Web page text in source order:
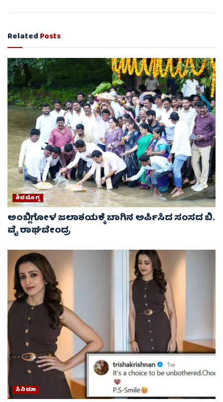
RelatedPosts
ಶಿವಮೊಗ್ಗ
ಅಂಬ್ಲಿಗೋಳ ಜಲಾಶಯಕ್ಕೆ ಬಾಗಿನ ಅರ್ಪಿಸಿದ ಸಂಸದ ಬಿ.
ವೈ ರಾಘವೇಂದ್ರ
ಸಿನಿಮಾ